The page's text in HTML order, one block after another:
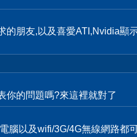
的朋友,以及喜愛ATI,Nvidia顯
你的問題嗎?來這裡就對了
腦以及wifi/3G/4G無線網路都